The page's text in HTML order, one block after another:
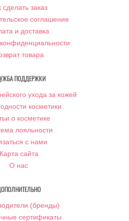
сделать заказ
соглашение
и доставка
товара
ПОДДЕРЖКИ
ухода за кожей
косметики
о косметике
лояльности
с нами
Карта сайта
О нас
(бренды)
сертификаты